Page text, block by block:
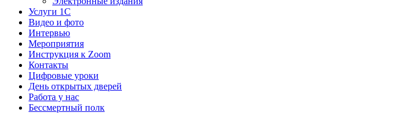
Услуги 1C
Видео и фото
Интервью
Мероприятия
Инструкция к Zoom
Контакты
Цифровые уроки
День открытых дверей
Работа у нас
Бессмертный полк